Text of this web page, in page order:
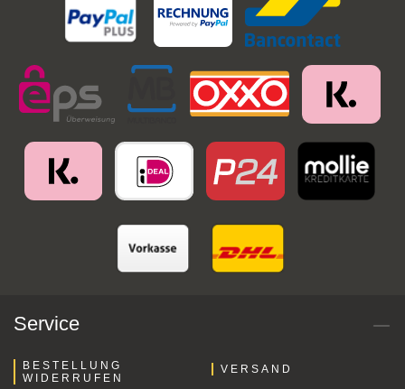
Service
BESTELLUNG
WIDERRUFEN
VERSAND